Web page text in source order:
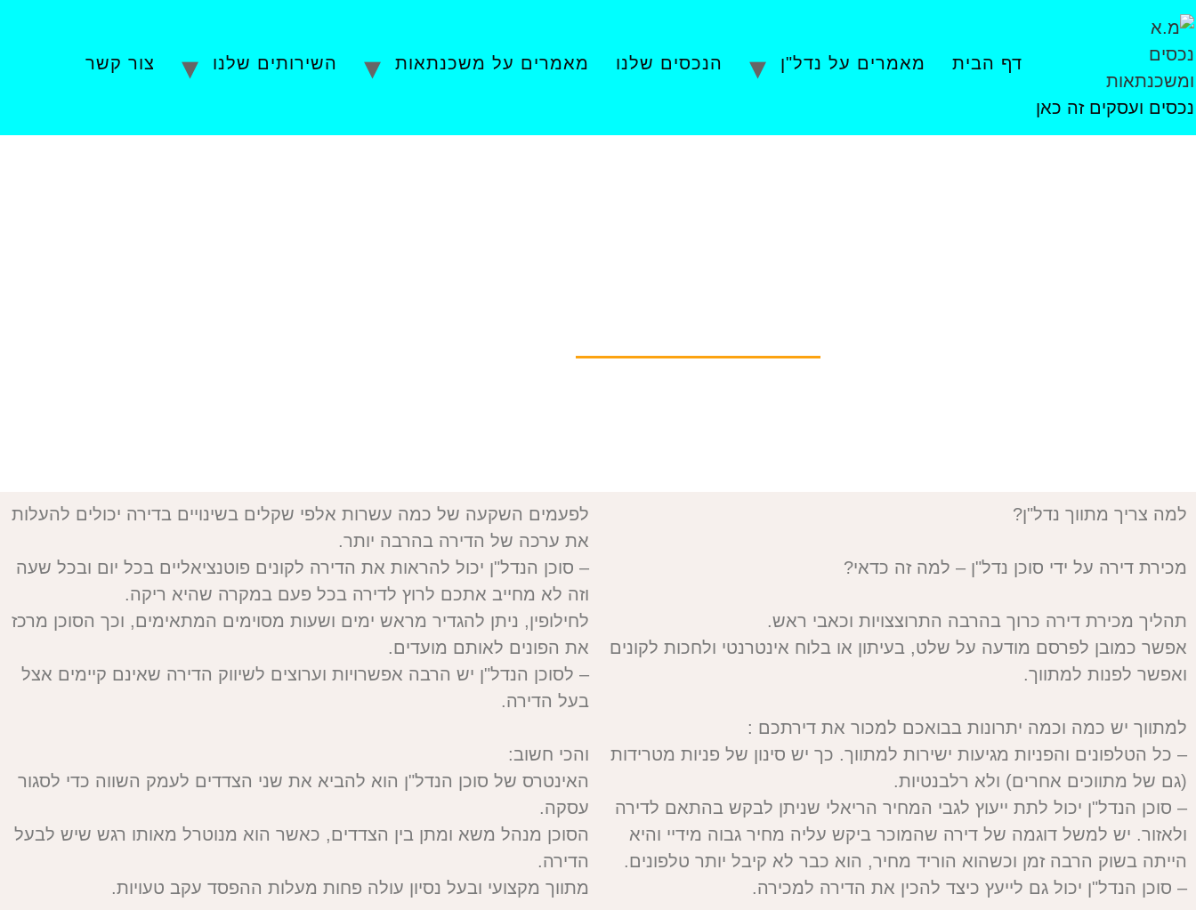
נכסים ועסקים זה כאן
דף הבית מאמרים על נדל"ן הנכסים שלנו מאמרים על משכנתאות השירותים שלנו צור קשר
למה צריך מתווך נדל"ן?
מכירת דירה על ידי סוכן נדל"ן – למה זה כדאי?
תהליך מכירת דירה כרוך בהרבה התרוצצויות וכאבי ראש.
אפשר כמובן לפרסם מודעה על שלט, בעיתון או בלוח אינטרנטי ולחכות לקונים
ואפשר לפנות למתווך.
למתווך יש כמה וכמה יתרונות בבואכם למכור את דירתכם :
– כל הטלפונים והפניות מגיעות ישירות למתווך. כך יש סינון של פניות מטרידות
(גם של מתווכים אחרים) ולא רלבנטיות.
– סוכן הנדל"ן יכול לתת ייעוץ לגבי המחיר הריאלי שניתן לבקש בהתאם לדירה
ולאזור. יש למשל דוגמה של דירה שהמוכר ביקש עליה מחיר גבוה מידיי והיא
הייתה בשוק הרבה זמן וכשהוא הוריד מחיר, הוא כבר לא קיבל יותר טלפונים.
– סוכן הנדל"ן יכול גם לייעץ כיצד להכין את הדירה למכירה.
לפעמים השקעה של כמה עשרות אלפי שקלים בשינויים בדירה יכולים להעלות
את ערכה של הדירה בהרבה יותר.
– סוכן הנדל"ן יכול להראות את הדירה לקונים פוטנציאליים בכל יום ובכל שעה
וזה לא מחייב אתכם לרוץ לדירה בכל פעם במקרה שהיא ריקה.
לחילופין, ניתן להגדיר מראש ימים ושעות מסוימים המתאימים, וכך הסוכן מרכז
את הפונים לאותם מועדים.
– לסוכן הנדל"ן יש הרבה אפשרויות וערוצים לשיווק הדירה שאינם קיימים אצל
בעל הדירה.
והכי חשוב:
האינטרס של סוכן הנדל"ן הוא להביא את שני הצדדים לעמק השווה כדי לסגור
עסקה.
הסוכן מנהל משא ומתן בין הצדדים, כאשר הוא מנוטרל מאותו רגש שיש לבעל
הדירה.
מתווך מקצועי ובעל נסיון עולה פחות מעלות ההפסד עקב טעויות.